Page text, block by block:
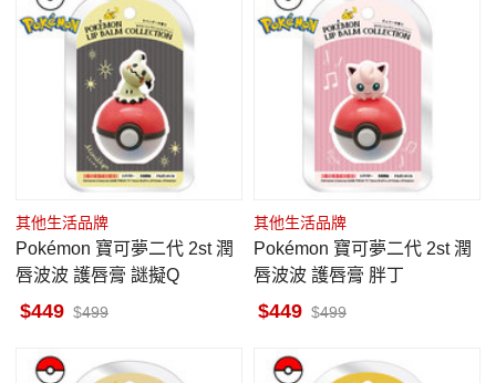
其他生活品牌
Pokémon 寶可夢二代 2st 潤
唇波波 護唇膏 謎擬Q
449 499
其他生活品牌
Pokémon 寶可夢二代 2st 潤
唇波波 護唇膏 胖丁
449 499